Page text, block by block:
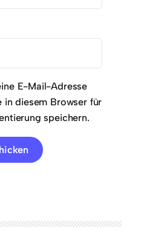
E-Mail-Adresse
in diesem Browser für
speichern.